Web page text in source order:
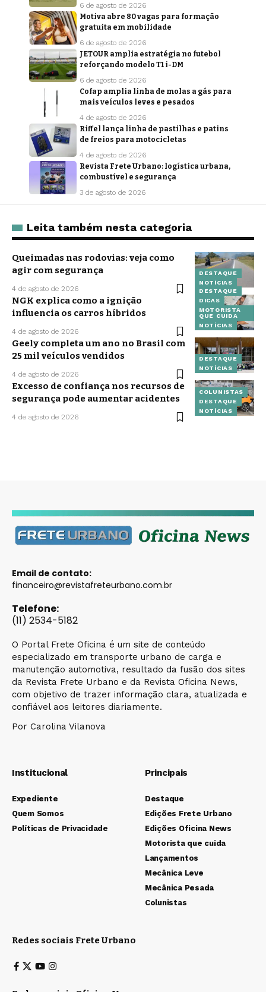
6 de agosto de 2026
Motiva abre 80 vagas para formação
gratuita em mobilidade
6 de agosto de 2026
JETOUR amplia estratégia no futebol
reforçando modelo T1 i-DM
6 de agosto de 2026
Cofap amplia linha de molas a gás para
mais veículos leves e pesados
4 de agosto de 2026
Riffel lança linha de pastilhas e patins
de freios para motocicletas
4 de agosto de 2026
Revista Frete Urbano: logística urbana,
combustível e segurança
3 de agosto de 2026
Leita também nesta categoria
DESTAQUE
NOTÍCIAS
Queimadas nas rodovias: veja como
agir com segurança
4 de agosto de 2026
DESTAQUE
DICAS
MOTORISTA
QUE CUIDA
NOTÍCIAS
NGK explica como a ignição
influencia os carros híbridos
4 de agosto de 2026
DESTAQUE
NOTÍCIAS
Geely completa um ano no Brasil com
25 mil veículos vendidos
4 de agosto de 2026
COLUNISTAS
DESTAQUE
NOTÍCIAS
Excesso de confiança nos recursos de
segurança pode aumentar acidentes
4 de agosto de 2026
Email de contato:
financeiro@revistafreteurbano.com.br
Telefone:
(11) 2534-5182
O Portal Frete Oficina é um site de conteúdo
especializado em transporte urbano de carga e
manutenção automotiva, resultado da fusão dos sites
da Revista Frete Urbano e da Revista Oficina News,
com objetivo de trazer informação clara, atualizada e
confiável aos leitores diariamente.
Por Carolina Vilanova
Institucional
Expediente
Quem Somos
Políticas de Privacidade
Principais
Destaque
Edições Frete Urbano
Edições Oficina News
Motorista que cuida
Lançamentos
Mecânica Leve
Mecânica Pesada
Colunistas
Redes sociais Frete Urbano